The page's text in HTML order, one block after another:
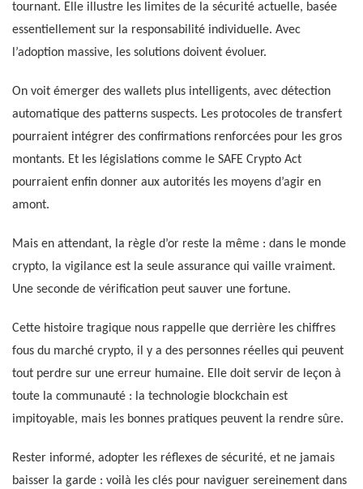
tournant. Elle illustre les limites de la sécurité actuelle, basée
essentiellement sur la responsabilité individuelle. Avec
l’adoption massive, les solutions doivent évoluer.
On voit émerger des wallets plus intelligents, avec détection
automatique des patterns suspects. Les protocoles de transfert
pourraient intégrer des confirmations renforcées pour les gros
montants. Et les législations comme le SAFE Crypto Act
pourraient enfin donner aux autorités les moyens d’agir en
amont.
Mais en attendant, la règle d’or reste la même : dans le monde
crypto, la vigilance est la seule assurance qui vaille vraiment.
Une seconde de vérification peut sauver une fortune.
Cette histoire tragique nous rappelle que derrière les chiffres
fous du marché crypto, il y a des personnes réelles qui peuvent
tout perdre sur une erreur humaine. Elle doit servir de leçon à
toute la communauté : la technologie blockchain est
impitoyable, mais les bonnes pratiques peuvent la rendre sûre.
Rester informé, adopter les réflexes de sécurité, et ne jamais
baisser la garde : voilà les clés pour naviguer sereinement dans